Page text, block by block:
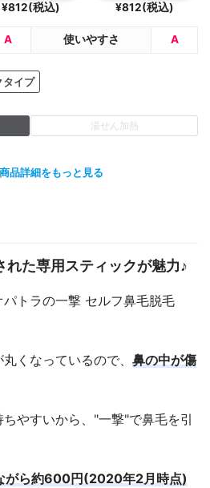
¥812(税込) ¥812(税込)
A 使いやすさ A
タイプ
湯せん加熱
品詳細をもっと見る
れた専用スティックが魅力♪
トラの一撃 セルフ鼻毛脱毛
くなっているので、 鼻の中が傷
やすいから、"一撃"で鼻毛を引
がら約600円(2020年2月時点)